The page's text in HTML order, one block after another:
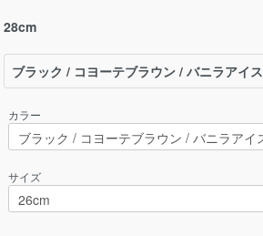
28cm
ブラック / コヨーテブラウン / バニラアイス
カラー
サイズ